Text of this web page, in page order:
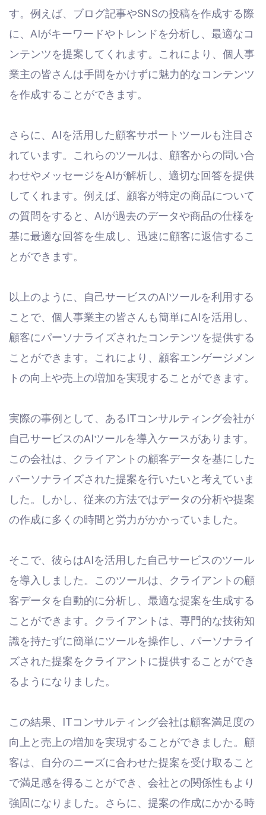
す。例えば、ブログ記事やSNSの投稿を作成する際
に、AIがキーワードやトレンドを分析し、最適なコ
ンテンツを提案してくれます。これにより、個人事
業主の皆さんは手間をかけずに魅力的なコンテンツ
を作成することができます。
さらに、AIを活用した顧客サポートツールも注目さ
れています。これらのツールは、顧客からの問い合
わせやメッセージをAIが解析し、適切な回答を提供
してくれます。例えば、顧客が特定の商品について
の質問をすると、AIが過去のデータや商品の仕様を
基に最適な回答を生成し、迅速に顧客に返信するこ
とができます。
以上のように、自己サービスのAIツールを利用する
ことで、個人事業主の皆さんも簡単にAIを活用し、
顧客にパーソナライズされたコンテンツを提供する
ことができます。これにより、顧客エンゲージメン
トの向上や売上の増加を実現することができます。
実際の事例として、あるITコンサルティング会社が
自己サービスのAIツールを導入ケースがあります。
この会社は、クライアントの顧客データを基にした
パーソナライズされた提案を行いたいと考えていま
した。しかし、従来の方法ではデータの分析や提案
の作成に多くの時間と労力がかかっていました。
そこで、彼らはAIを活用した自己サービスのツール
を導入しました。このツールは、クライアントの顧
客データを自動的に分析し、最適な提案を生成する
ことができます。クライアントは、専門的な技術知
識を持たずに簡単にツールを操作し、パーソナライ
ズされた提案をクライアントに提供することができ
るようになりました。
この結果、ITコンサルティング会社は顧客満足度の
向上と売上の増加を実現することができました。顧
客は、自分のニーズに合わせた提案を受け取ること
で満足感を得ることができ、会社との関係性もより
強固になりました。さらに、提案の作成にかかる時